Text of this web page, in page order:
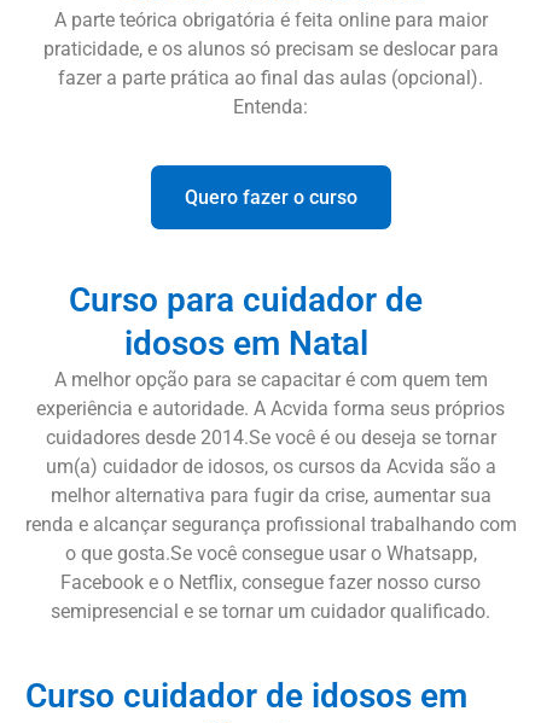
A parte teórica obrigatória é feita online para maior
praticidade, e os alunos só precisam se deslocar para
fazer a parte prática ao final das aulas (opcional).
Entenda:
Quero fazer o curso
Curso para cuidador de
idosos em Natal
A melhor opção para se capacitar é com quem tem
experiência e autoridade. A Acvida forma seus próprios
cuidadores desde 2014.Se você é ou deseja se tornar
um(a) cuidador de idosos, os cursos da Acvida são a
melhor alternativa para fugir da crise, aumentar sua
renda e alcançar segurança profissional trabalhando com
o que gosta.Se você consegue usar o Whatsapp,
Facebook e o Netflix, consegue fazer nosso curso
semipresencial e se tornar um cuidador qualificado.
Curso cuidador de idosos em